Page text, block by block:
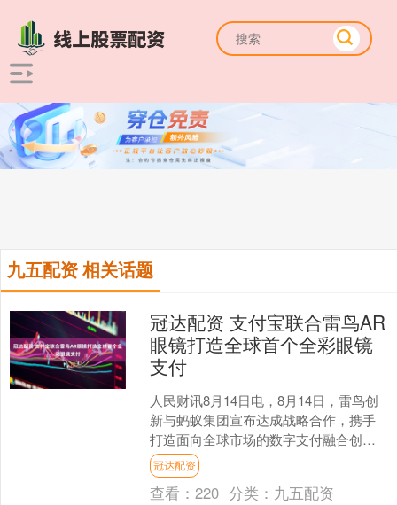
九五配资 相关话题
冠达配资 支付宝联合雷鸟AR
眼镜打造全球首个全彩眼镜
支付
人民财讯8月14日电，8月14日，雷鸟创
新与蚂蚁集团宣布达成战略合作，携手
打造面向全球市场的数字支付融合创新
解决方案，推动AI与AR眼镜技术在本地
生活、移动支付....
冠达配资
查看：220 分类： 九五配资